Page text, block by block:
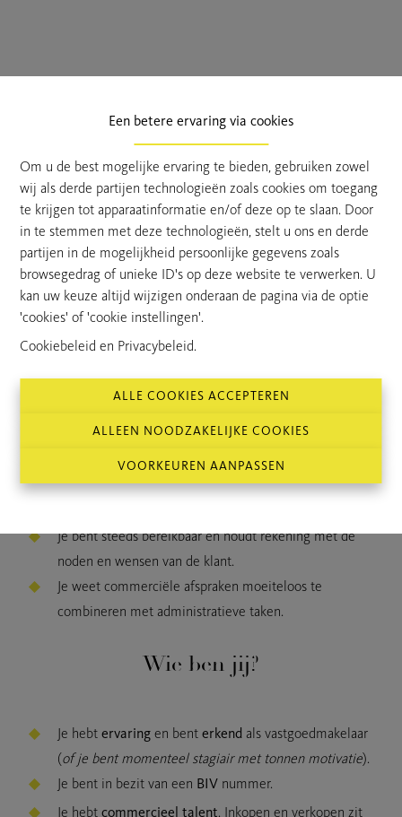
Een betere ervaring via cookies
Om u de best mogelijke ervaring te bieden, gebruiken zowel
wij als derde partijen technologieën zoals cookies om toegang
te krijgen tot apparaatinformatie en/of deze op te slaan. Door
in te stemmen met deze technologieën, stelt u ons en derde
partijen in de mogelijkheid persoonlijke gegevens zoals
browsegedrag of unieke ID's op deze website te verwerken. U
kan uw keuze altijd wijzigen onderaan de pagina via de optie
'cookies' of 'cookie instellingen'.
Cookiebeleid en Privacybeleid.
ALLE COOKIES ACCEPTEREN
ALLEEN NOODZAKELIJKE COOKIES
VOORKEUREN AANPASSEN
Wat ga je doen?
De focust ligt vooral op deverkoop van onze panden
in regio Stekene. Van het eerste contact tot de deal
sluiten, jij zorgt ervoor dat zowel de verkoper als de
koper tevreden zijn met een perfecte
Op termijn ga je mee op zoek naar een
klanten en prospecten in deze regio.
Je houdt het dossier van inkoop tot verkoop netjes op
orde, inclusief het opstellen van compromissen en het
Je bent steeds bereikbaar en houdt rekening met de
noden en wensen van de klant.
Je weet commerciële afspraken moeiteloos te
combineren met administratieve taken.
Wie ben jij?
Je hebt ervaring en bent erkend als vastgoedmakelaar
(of je bent momenteel stagiair met tonnen motivatie).
Je bent in bezit van een BIV nummer.
Je hebt commercieel talent. Inkopen en verkopen zit